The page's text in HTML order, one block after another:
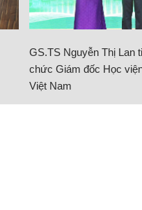
GS.TS Nguyễn Thị Lan
chức Giám đốc Học
Việt Nam